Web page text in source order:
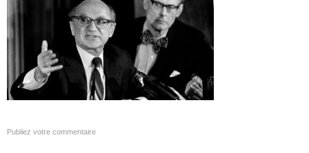
Publiez votre commentaire